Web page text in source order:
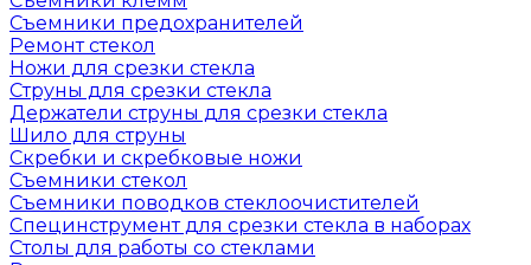
Съемники предохранителей
Ремонт стекол
Ножи для срезки стекла
Струны для срезки стекла
Держатели струны для срезки стекла
Шило для струны
Скребки и скребковые ножи
Съемники стекол
Съемники поводков стеклоочистителей
Специнструмент для срезки стекла в наборах
Столы для работы со стеклами